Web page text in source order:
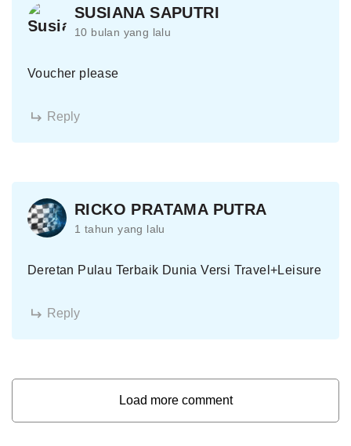
SUSIANA SAPUTRI
10 bulan yang lalu
Voucher please
Reply
RICKO PRATAMA PUTRA
1 tahun yang lalu
Deretan Pulau Terbaik Dunia Versi Travel+Leisure
Reply
Load more comment